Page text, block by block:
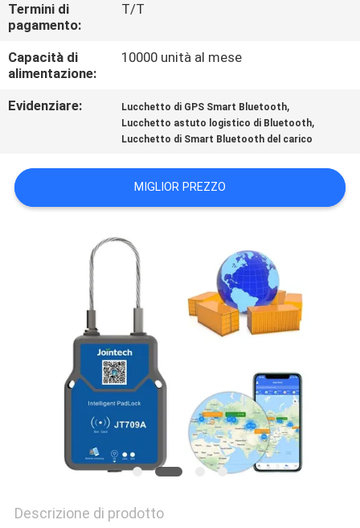
RICHIEDA
UNA
DEL
SITO
PRIVACY
Termini di
pagamento:
T/T
Capacità di
alimentazione:
10000 unità al mese
Evidenziare: Lucchetto di GPS Smart Bluetooth,
Lucchetto astuto logistico di Bluetooth,
Lucchetto di Smart Bluetooth del carico
MIGLIOR PREZZO
Descrizione di prodotto